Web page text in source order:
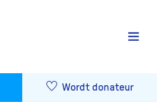
Wordt donateur